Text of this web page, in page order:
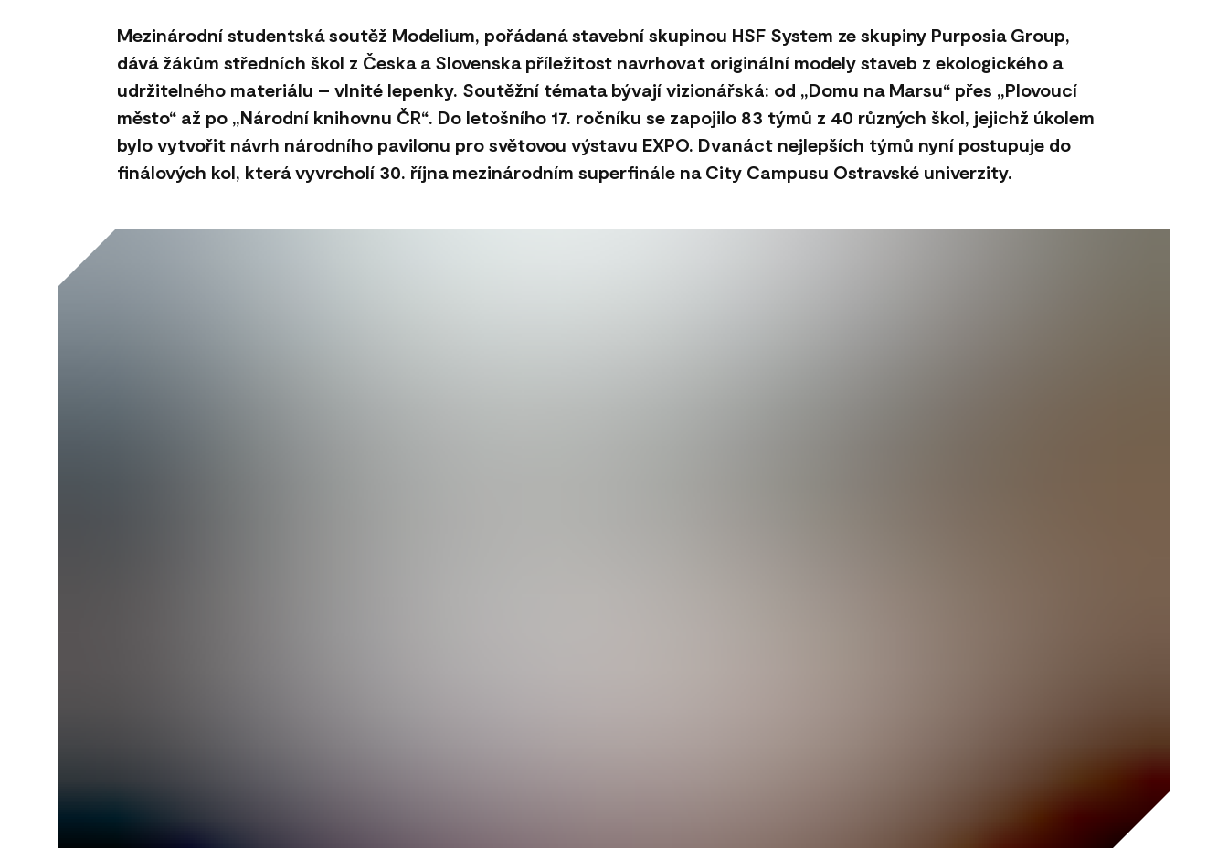
Mezinárodní studentská soutěž Modelium, pořádaná stavební skupinou HSF System ze skupiny Purposia Group,
dává žákům středních škol z Česka a Slovenska příležitost navrhovat originální modely staveb z ekologického a
udržitelného materiálu – vlnité lepenky. Soutěžní témata bývají vizionářská: od „Domu na Marsu“ přes „Plovoucí
město“ až po „Národní knihovnu ČR“. Do letošního 17. ročníku se zapojilo 83 týmů z 40 různých škol, jejichž úkolem
bylo vytvořit návrh národního pavilonu pro světovou výstavu EXPO. Dvanáct nejlepších týmů nyní postupuje do
finálových kol, která vyvrcholí 30. října mezinárodním superfinále na City Campusu Ostravské univerzity.